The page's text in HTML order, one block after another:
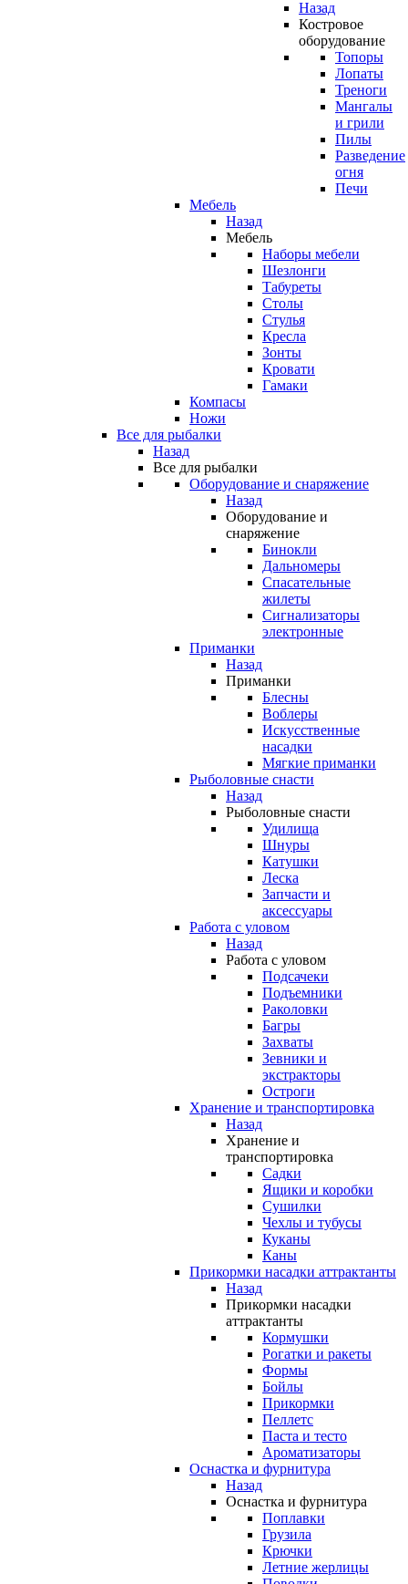
Назад
Костровое
оборудование
Топоры
Лопаты
Треноги
Мангалы
и грили
Пилы
Разведение
огня
Печи
Мебель
Назад
Мебель
Наборы мебели
Шезлонги
Табуреты
Столы
Стулья
Кресла
Зонты
Кровати
Гамаки
Компасы
Ножи
Все для рыбалки
Назад
Все для рыбалки
Оборудование и снаряжение
Назад
Оборудование и
снаряжение
Бинокли
Дальномеры
Спасательные
жилеты
Сигнализаторы
электронные
Приманки
Назад
Приманки
Блесны
Воблеры
Искусственные
насадки
Мягкие приманки
Рыболовные снасти
Назад
Рыболовные снасти
Удилища
Шнуры
Катушки
Леска
Запчасти и
аксессуары
Работа с уловом
Назад
Работа с уловом
Подсачеки
Подъемники
Раколовки
Багры
Захваты
Зевники и
экстракторы
Остроги
Хранение и транспортировка
Назад
Хранение и
транспортировка
Садки
Ящики и коробки
Сушилки
Чехлы и тубусы
Куканы
Каны
Прикормки насадки аттрактанты
Назад
Прикормки насадки
аттрактанты
Кормушки
Рогатки и ракеты
Формы
Бойлы
Прикормки
Пеллетс
Паста и тесто
Ароматизаторы
Оснастка и фурнитура
Назад
Оснастка и фурнитура
Поплавки
Грузила
Крючки
Летние жерлицы